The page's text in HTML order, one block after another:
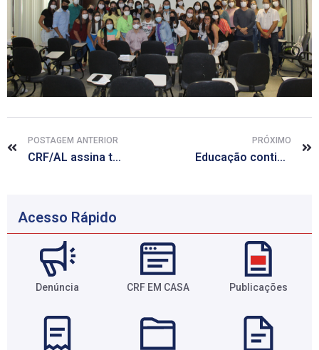
POSTAGEM ANTERIOR
CRF/AL assina termo de cooperação com Procon e Visa de Arapiraca
PRÓXIMO
Educação continuada encerra atividades de 2021 com curso de farmácia estética
Acesso Rápido
Denúncia CRF EM CASA Publicações